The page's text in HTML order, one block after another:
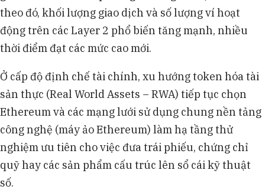
theo đó, khối lượng giao dịch và số lượng ví hoạt
động trên các Layer 2 phổ biến tăng mạnh, nhiều
thời điểm đạt các mức cao mới.
Ở cấp độ định chế tài chính, xu hướng token hóa tài
sản thực (Real World Assets – RWA) tiếp tục chọn
Ethereum và các mạng lưới sử dụng chung nền tảng
công nghệ (máy ảo Ethereum) làm hạ tầng thử
nghiệm ưu tiên cho việc đưa trái phiếu, chứng chỉ
quỹ hay các sản phẩm cấu trúc lên sổ cái kỹ thuật
số.